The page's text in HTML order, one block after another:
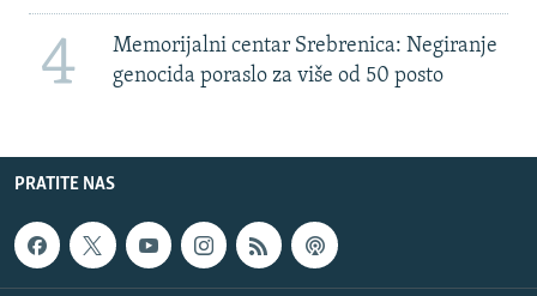
4
Memorijalni centar Srebrenica: Negiranje
genocida poraslo za više od 50 posto
PRATITE NAS